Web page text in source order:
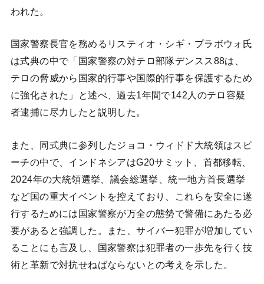
われた。
国家警察長官を務めるリスティオ・シギ・プラボウォ氏
は式典の中で「国家警察の対テロ部隊デンスス88は、
テロの脅威から国家的行事や国際的行事を保護するため
に強化された」と述べ、過去1年間で142人のテロ容疑
者逮捕に尽力したと説明した。
また、同式典に参列したジョコ・ウィドド大統領はスピ
ーチの中で、インドネシアはG20サミット、首都移転、
2024年の大統領選挙、議会総選挙、統一地方首長選挙
など国の重大イベントを控えており、これらを安全に遂
行するためには国家警察が万全の態勢で警備にあたる必
要があると強調した。また、サイバー犯罪が増加してい
ることにも言及し、国家警察は犯罪者の一歩先を行く技
術と革新で対抗せねばならないとの考えを示した。